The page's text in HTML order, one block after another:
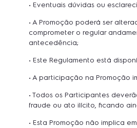
• Eventuais dúvidas ou
• A Promoção poderá ser
comprometer o regular
antecedência;
• Este Regulamento está
• A participação na Promoção
• Todos os Participantes
fraude ou ato ilícito, ficando
• Esta Promoção não implica